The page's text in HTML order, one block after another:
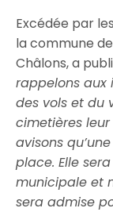
Excédée par
la commune de
Châlons, a
rappelons aux
des vols et du
cimetières
avisons
place. Elle
municipale et
sera admise